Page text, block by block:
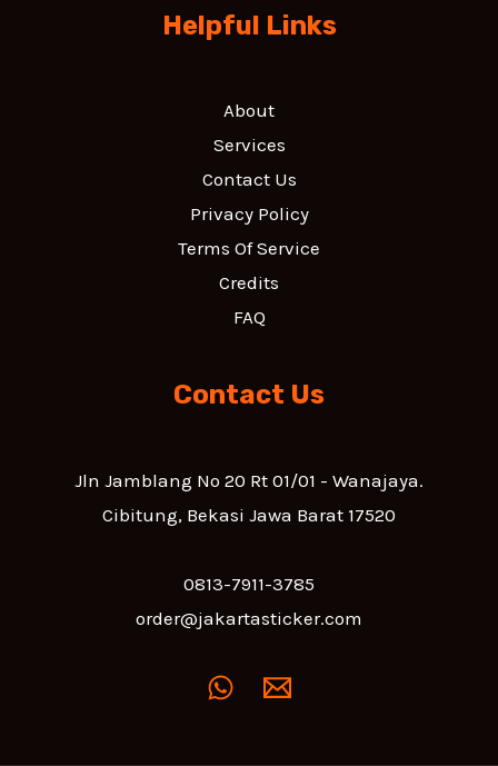
Helpful Links
About
Services
Contact Us
Privacy Policy
Terms Of Service
Credits
FAQ
Contact Us
Jln Jamblang No 20 Rt 01/01 - Wanajaya.
Cibitung, Bekasi Jawa Barat 17520
0813-7911-3785
order@jakartasticker.com